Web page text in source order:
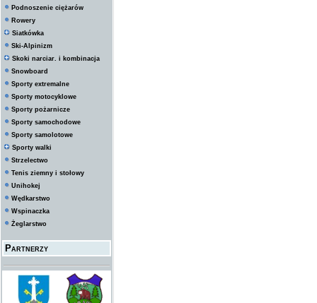
Podnoszenie ciężarów
Rowery
Siatkówka
Ski-Alpinizm
Skoki narciar. i kombinacja
Snowboard
Sporty extremalne
Sporty motocyklowe
Sporty pożarnicze
Sporty samochodowe
Sporty samolotowe
Sporty walki
Strzelectwo
Tenis ziemny i stołowy
Unihokej
Wędkarstwo
Wspinaczka
Żeglarstwo
Partnerzy